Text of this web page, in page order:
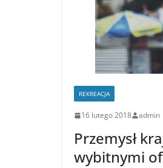
REKREACJA
16 lutego 2018 admin
Przemysł
wybitnymi